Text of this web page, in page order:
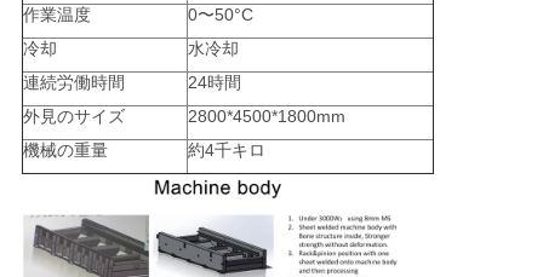
作業温度
0〜50°C
冷却
水冷却
連続労働時間
24時間
外見のサイズ
2800*4500*1800mm
機械の重量
約4千キロ